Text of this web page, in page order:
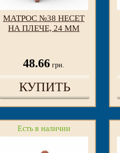
МАТРОС №38 НЕСЕТ
НА ПЛЕЧЕ, 24 ММ
48.66 грн.
КУПИТЬ
Есть в наличии